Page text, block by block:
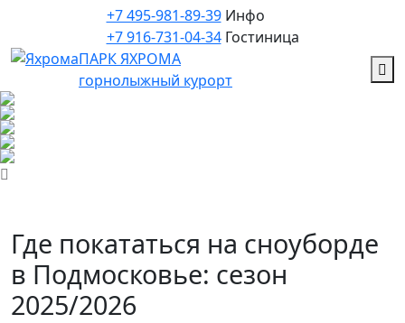
+7 495-981-89-39Инфо
+7 916-731-04-34Гостиница
ПАРК ЯХРОМА
горнолыжный курорт
Где покататься на сноуборде
в Подмосковье: сезон
2025/2026